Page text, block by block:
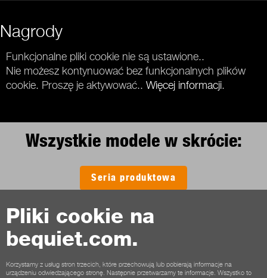
Pliki cookie na
bequiet.com.
Korzystamy z usług stron trzecich, które przechowują lub pobierają informacje na
urządzeniu odwiedzającego stronę. Następnie przetwarzamy te informacje. Wszystko to
Nagrody
Funkcjonalne pliki cookie nie są ustawione..
Nie możesz kontynuować bez funkcjonalnych plików
cookie. Proszę je aktywować.. Więcej informacji.
Wszystkie modele w skrócie:
Seria produktowa
Kontakt
Warunki współpracy Prywatność Pliki cookie
Stopka